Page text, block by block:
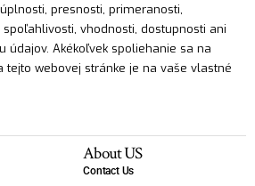
presnosti, primeranosti,
spoľahlivosti, vhodnosti, dostupnosti ani
údajov. Akékoľvek spoliehanie sa na
tejto webovej stránke je na vaše vlastné
About US
Contact Us